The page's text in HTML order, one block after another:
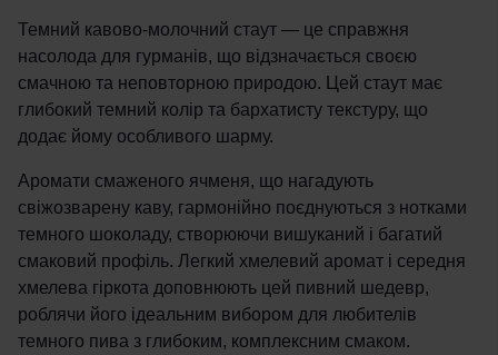
Темний кавово-молочний стаут — це справжня
насолода для гурманів, що відзначається своєю
смачною та неповторною природою. Цей стаут має
глибокий темний колір та бархатисту текстуру, що
додає йому особливого шарму.
Аромати смаженого ячменя, що нагадують
свіжозварену каву, гармонійно поєднуються з нотками
темного шоколаду, створюючи вишуканий і багатий
смаковий профіль. Легкий хмелевий аромат і середня
хмелева гіркота доповнюють цей пивний шедевр,
роблячи його ідеальним вибором для любителів
темного пива з глибоким, комплексним смаком.